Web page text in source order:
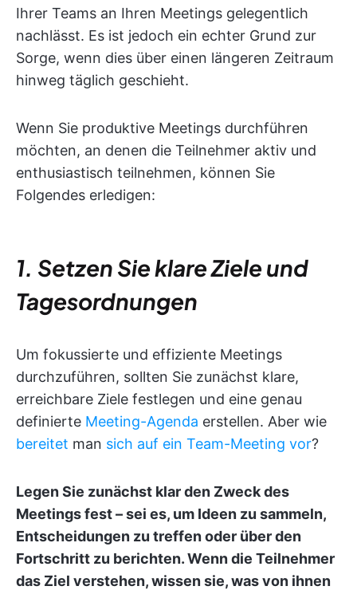
Ihrer Teams an Ihren Meetings gelegentlich
nachlässt. Es ist jedoch ein echter Grund zur
Sorge, wenn dies über einen längeren Zeitraum
hinweg täglich geschieht.
Wenn Sie produktive Meetings durchführen
möchten, an denen die Teilnehmer aktiv und
enthusiastisch teilnehmen, können Sie
Folgendes erledigen:
1. Setzen Sie klare Ziele und
Tagesordnungen
Um fokussierte und effiziente Meetings
durchzuführen, sollten Sie zunächst klare,
erreichbare Ziele festlegen und eine genau
definierte Meeting-Agenda erstellen. Aber wie
bereitet man sich auf ein Team-Meeting vor?
Legen Sie zunächst klar den Zweck des
Meetings fest – sei es, um Ideen zu sammeln,
Entscheidungen zu treffen oder über den
Fortschritt zu berichten. Wenn die Teilnehmer
das Ziel verstehen, wissen sie, was von ihnen